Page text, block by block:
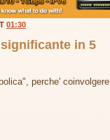
01:30
in 5
perche' coinvolgere